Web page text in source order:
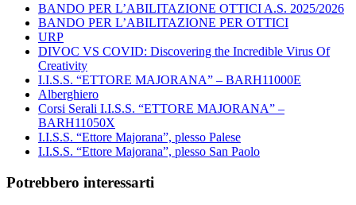
BANDO PER L’ABILITAZIONE OTTICI A.S. 2025/2026
BANDO PER L’ABILITAZIONE PER OTTICI
URP
DIVOC VS COVID: Discovering the Incredible Virus Of
Creativity
I.I.S.S. “ETTORE MAJORANA” – BARH11000E
Alberghiero
Corsi Serali I.I.S.S. “ETTORE MAJORANA” –
BARH11050X
I.I.S.S. “Ettore Majorana”, plesso Palese
I.I.S.S. “Ettore Majorana”, plesso San Paolo
Potrebbero interessarti